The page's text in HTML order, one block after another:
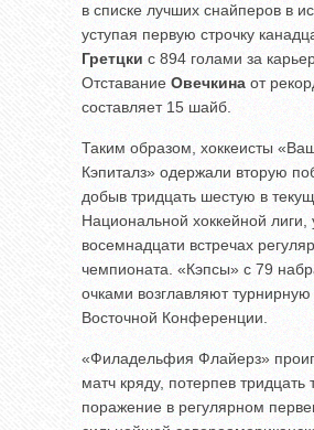
в списке лучших снайперов в
уступая первую строчку
Гретцки с 894 голами за
Отставание Овечкина от
составляет 15 шайб.
Таким образом, хоккеисты
Кэпиталз» одержали вторую
добыв тридцать шестую в
Национальной хоккейной лиги,
восемнадцати встречах
чемпионата. «Кэпсы» с 79
очками возглавляют турнирную
Восточной Конференции.
«Филадельфия Флайерз»
матч кряду, потерпев тридцать
поражение в регулярном